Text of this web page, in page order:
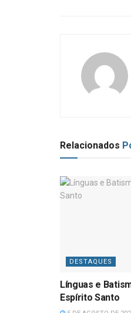
Relacionados
DESTAQUES
Línguas e
Espírito Santo